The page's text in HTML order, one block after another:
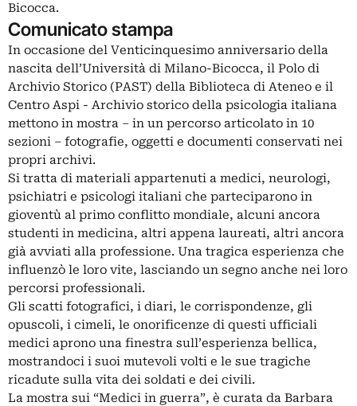
Bicocca.
Comunicato stampa
In occasione del Venticinquesimo anniversario della
nascita dell’Università di Milano-Bicocca, il Polo di
Archivio Storico (PAST) della Biblioteca di Ateneo e il
Centro Aspi - Archivio storico della psicologia italiana
mettono in mostra – in un percorso articolato in 10
sezioni – fotografie, oggetti e documenti conservati nei
propri archivi.
Si tratta di materiali appartenuti a medici, neurologi,
psichiatri e psicologi italiani che parteciparono in
gioventù al primo conflitto mondiale, alcuni ancora
studenti in medicina, altri appena laureati, altri ancora
già avviati alla professione. Una tragica esperienza che
influenzò le loro vite, lasciando un segno anche nei loro
percorsi professionali.
Gli scatti fotografici, i diari, le corrispondenze, gli
opuscoli, i cimeli, le onorificenze di questi ufficiali
medici aprono una finestra sull’esperienza bellica,
mostrandoci i suoi mutevoli volti e le sue tragiche
ricadute sulla vita dei soldati e dei civili.
La mostra sui “Medici in guerra”, è curata da Barbara